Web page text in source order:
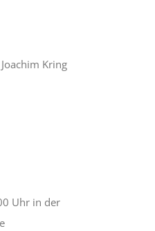
Kring
Uhr in der